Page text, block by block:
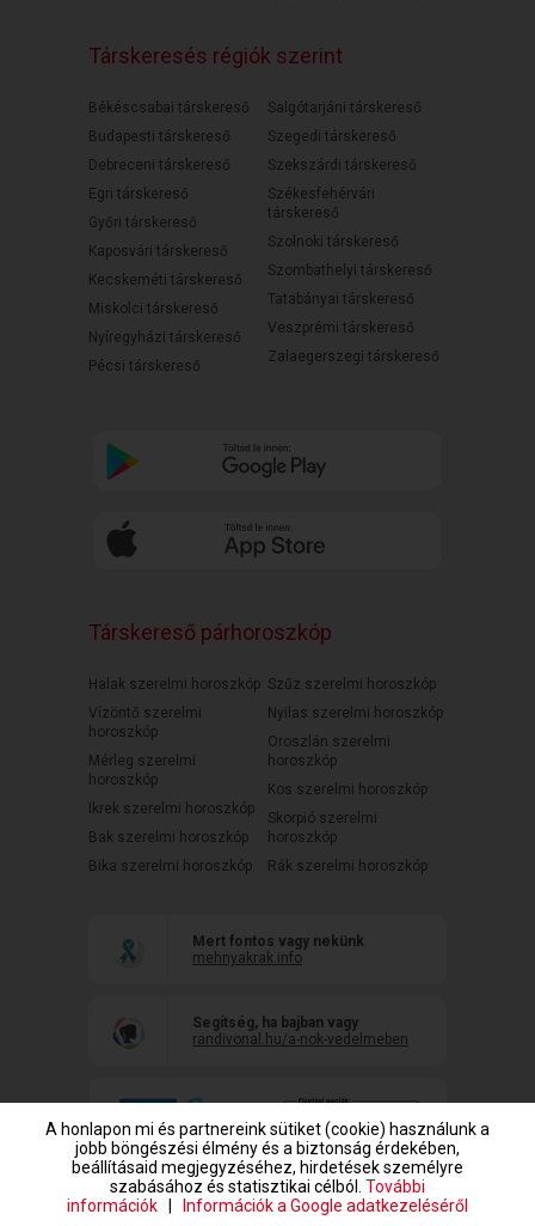
Társkeresés régiók szerint
Békéscsabai társkereső
Budapesti társkereső
Debreceni társkereső
Egri társkereső
Győri társkereső
Kaposvári társkereső
Kecskeméti társkereső
Miskolci társkereső
Nyíregyházi társkereső
Pécsi társkereső
Salgótarjáni társkereső
Szegedi társkereső
Szekszárdi társkereső
Székesfehérvári
társkereső
Szolnoki társkereső
Szombathelyi társkereső
Tatabányai társkereső
Veszprémi társkereső
Zalaegerszegi társkereső
Társkereső párhoroszkóp
Halak szerelmi horoszkóp
Vízöntő szerelmi
horoszkóp
Mérleg szerelmi
horoszkóp
Ikrek szerelmi horoszkóp
Bak szerelmi horoszkóp
Bika szerelmi horoszkóp
Szűz szerelmi horoszkóp
Nyilas szerelmi horoszkóp
Oroszlán szerelmi
horoszkóp
Kos szerelmi horoszkóp
Skorpió szerelmi
horoszkóp
Rák szerelmi horoszkóp
Mert fontos vagy nekünk
mehnyakrak.info
Segítség, ha bajban vagy
randivonal.hu/a-nok-vedelmeben
A honlapon mi és partnereink sütiket (cookie) használunk a
jobb böngészési élmény és a biztonság érdekében,
beállításaid megjegyzéséhez, hirdetések személyre
szabásához és statisztikai célból. További
információk
Információk a Google adatkezeléséről